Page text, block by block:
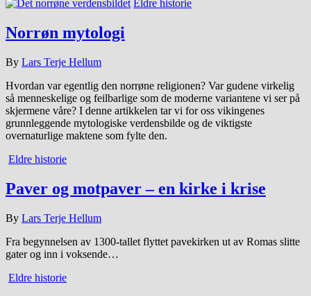
Eldre historie
Norrøn mytologi
By Lars Terje Hellum
Hvordan var egentlig den norrøne religionen? Var gudene virkelig
så menneskelige og feilbarlige som de moderne variantene vi ser på
skjermene våre? I denne artikkelen tar vi for oss vikingenes
grunnleggende mytologiske verdensbilde og de viktigste
overnaturlige maktene som fylte den.
Eldre historie
Paver og motpaver – en kirke i krise
By Lars Terje Hellum
Fra begynnelsen av 1300-tallet flyttet pavekirken ut av Romas slitte
gater og inn i voksende…
Eldre historie